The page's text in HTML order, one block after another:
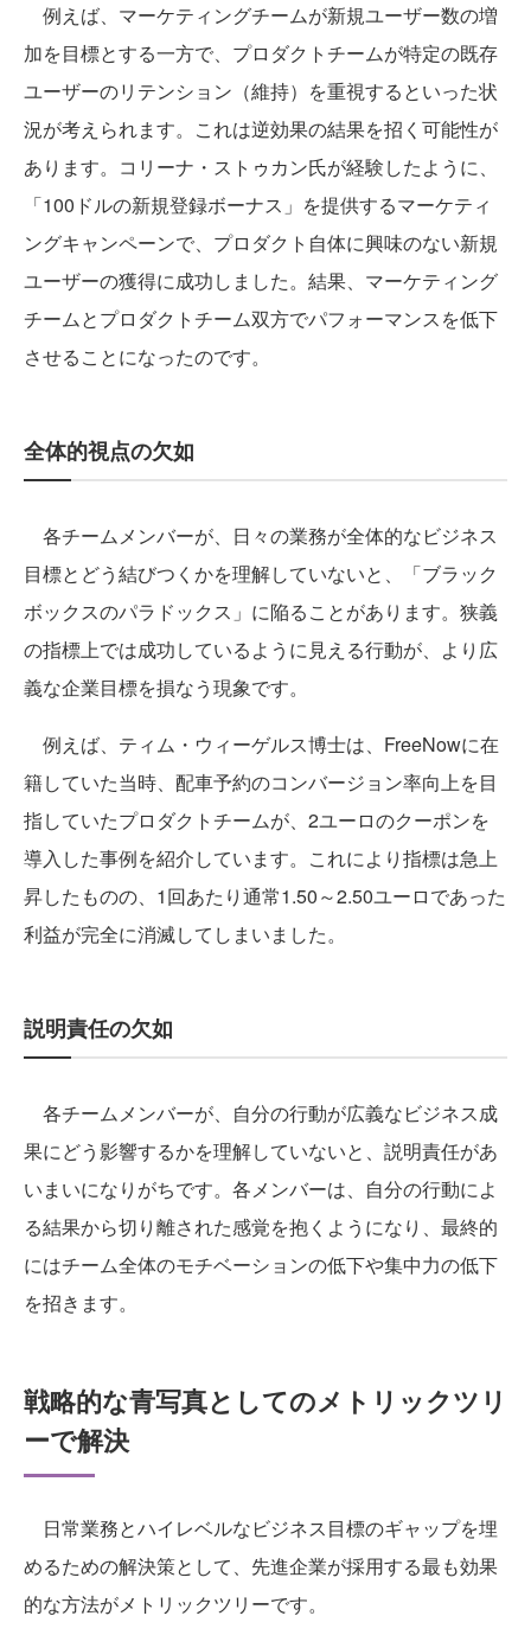
例えば、マーケティングチームが新規ユーザー数の増
加を目標とする一方で、プロダクトチームが特定の既存
ユーザーのリテンション（維持）を重視するといった状
況が考えられます。これは逆効果の結果を招く可能性が
あります。コリーナ・ストゥカン氏が経験したように、
「100ドルの新規登録ボーナス」を提供するマーケティ
ングキャンペーンで、プロダクト自体に興味のない新規
ユーザーの獲得に成功しました。結果、マーケティング
チームとプロダクトチーム双方でパフォーマンスを低下
させることになったのです。
全体的視点の欠如
各チームメンバーが、日々の業務が全体的なビジネス
目標とどう結びつくかを理解していないと、「ブラック
ボックスのパラドックス」に陥ることがあります。狭義
の指標上では成功しているように見える行動が、より広
義な企業目標を損なう現象です。
例えば、ティム・ウィーゲルス博士は、FreeNowに在
籍していた当時、配車予約のコンバージョン率向上を目
指していたプロダクトチームが、2ユーロのクーポンを
導入した事例を紹介しています。これにより指標は急上
昇したものの、1回あたり通常1.50～2.50ユーロであった
利益が完全に消滅してしまいました。
説明責任の欠如
各チームメンバーが、自分の行動が広義なビジネス成
果にどう影響するかを理解していないと、説明責任があ
いまいになりがちです。各メンバーは、自分の行動によ
る結果から切り離された感覚を抱くようになり、最終的
にはチーム全体のモチベーションの低下や集中力の低下
を招きます。
戦略的な青写真としてのメトリックツリ
ーで解決
日常業務とハイレベルなビジネス目標のギャップを埋
めるための解決策として、先進企業が採用する最も効果
的な方法がメトリックツリーです。